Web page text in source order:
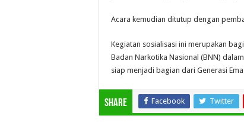
Acara kemudian ditutup dengan
Kegiatan sosialisasi ini merupakan
Badan Narkotika Nasional (BNN)
siap menjadi bagian dari Generasi
Share Facebook Twitter